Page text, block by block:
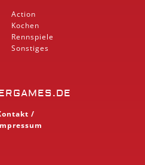
Action
Kochen
Rennspiele
Sonstiges
/